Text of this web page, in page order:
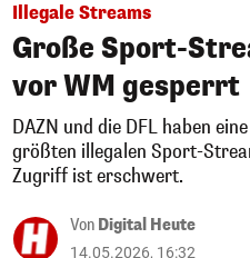
Illegale Streams
Große Sport-
vor WM gesperrt
DAZN und die DFL haben
größten illegalen Sport-
Zugriff ist erschwert.
Von Digital Heute
14.05.2026, 16:32